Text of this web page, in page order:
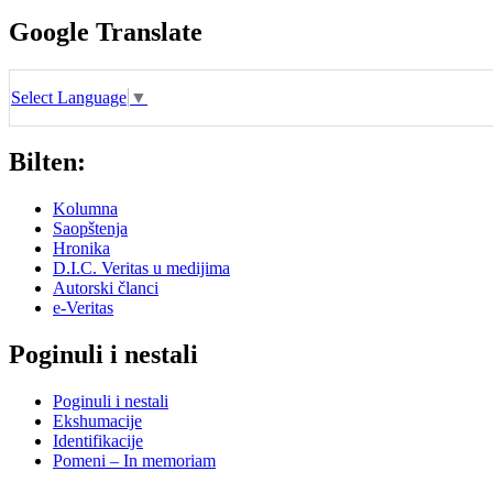
Google Translate
Select Language ▼
Bilten:
Kolumna
Saopštenja
Hronika
D.I.C. Veritas u medijima
Autorski članci
e-Veritas
Poginuli i nestali
Poginuli i nestali
Ekshumacije
Identifikacije
Pomeni – In memoriam